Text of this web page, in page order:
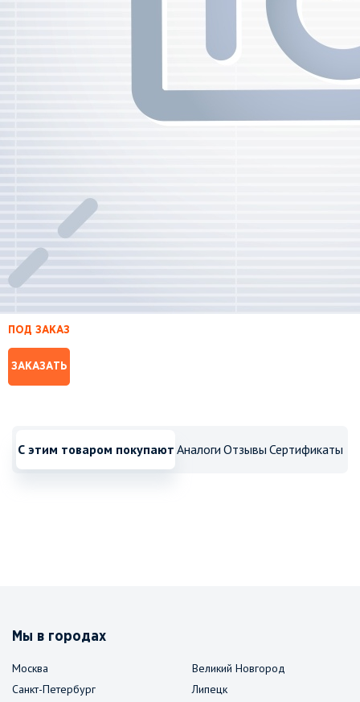
ПОД ЗАКАЗ
ЗАКАЗАТЬ
С этим товаром покупают Аналоги Отзывы Сертификаты
Мы в городах
Москва
Санкт-Петербург
Великий Новгород
Липецк